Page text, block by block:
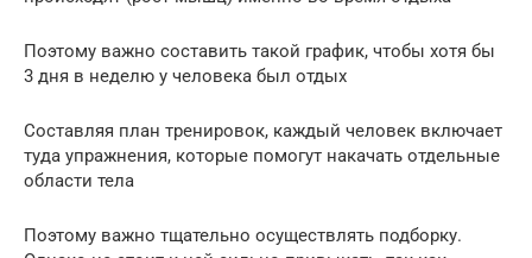
Поэтому важно составить такой график, чтобы хотя бы
3 дня в неделю у человека был отдых
Составляя план тренировок, каждый человек включает
туда упражнения, которые помогут накачать отдельные
области тела
Поэтому важно тщательно осуществлять подборку.